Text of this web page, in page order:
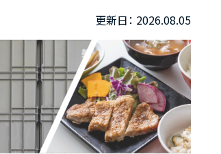
2026.08.05